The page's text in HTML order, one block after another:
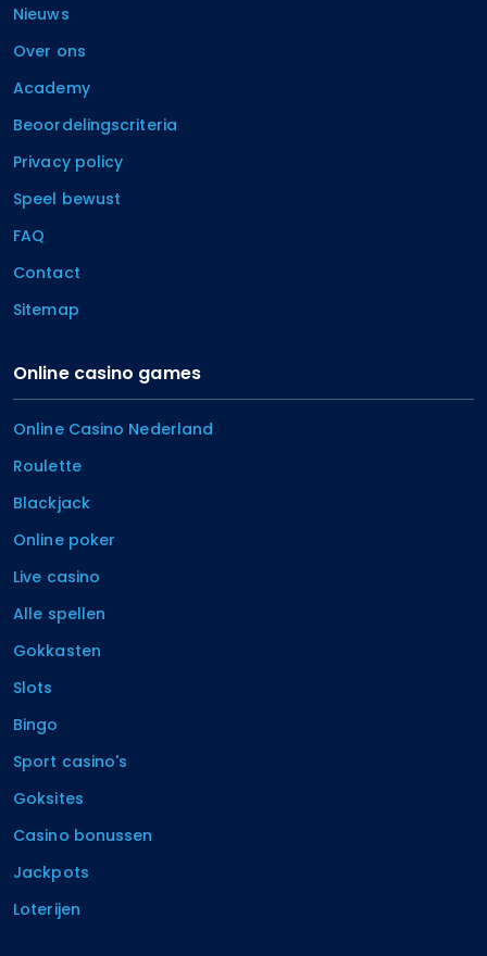
Nieuws
Over ons
Academy
Beoordelingscriteria
Privacy policy
Speel bewust
FAQ
Contact
Sitemap
Online casino games
Online Casino Nederland
Roulette
Blackjack
Online poker
Live casino
Alle spellen
Gokkasten
Slots
Bingo
Sport casino's
Goksites
Casino bonussen
Jackpots
Loterijen